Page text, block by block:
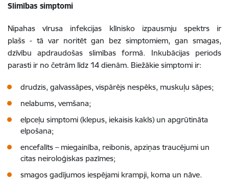
Slimības simptomi
Nipahas vīrusa infekcijas klīnisko izpausmju spektrs ir
plašs - tā var noritēt gan bez simptomiem, gan smagas,
dzīvību apdraudošas slimības formā. Inkubācijas periods
parasti ir no četrām līdz 14 dienām. Biežākie simptomi ir:
drudzis, galvassāpes, vispārējs nespēks, muskuļu sāpes;
nelabums, vemšana;
elpceļu simptomi (klepus, iekaisis kakls) un apgrūtināta
elpošana;
encefalīts – miegainība, reibonis, apziņas traucējumi un
citas neiroloģiskas pazīmes;
smagos gadījumos iespējami krampji, koma un nāve.